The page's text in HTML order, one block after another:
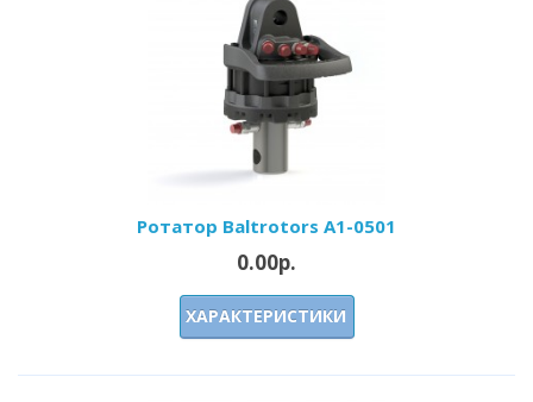
Ротатор Baltrotors A1-0501
0.00р.
ХАРАКТЕРИСТИКИ